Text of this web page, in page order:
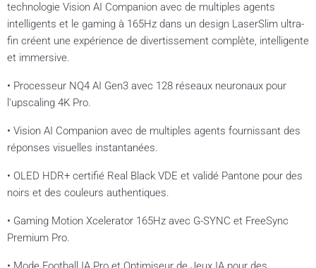
technologie Vision AI Companion avec de multiples agents
intelligents et le gaming à 165Hz dans un design LaserSlim ultra-
fin créent une expérience de divertissement complète, intelligente
et immersive.
• Processeur NQ4 AI Gen3 avec 128 réseaux neuronaux pour
l'upscaling 4K Pro.
• Vision AI Companion avec de multiples agents fournissant des
réponses visuelles instantanées.
• OLED HDR+ certifié Real Black VDE et validé Pantone pour des
noirs et des couleurs authentiques.
• Gaming Motion Xcelerator 165Hz avec G-SYNC et FreeSync
Premium Pro.